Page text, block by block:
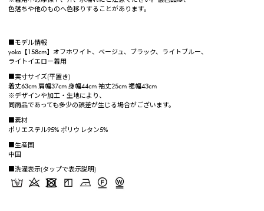
色落ちや他のものへ色移りすることがあります。
■モデル情報
yoko【158cm】オフホワイト、ベージュ、ブラック、ライトブルー、
ライトイエロー着用
■実寸サイズ(平置き)
着丈63cm 肩幅37cm 身幅44cm 袖丈25cm 裾幅43cm
※デザインや加工・生地により、
同商品であっても多少の誤差が生じる場合がございます。
■素材
ポリエステル95% ポリウレタン5%
■生産国
中国
■洗濯表示(タップで表示説明)